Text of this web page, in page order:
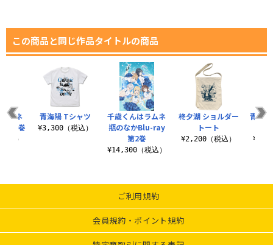
この商品と同じ作品タイトルの商品
千歳くんはラムネ
瓶のなかBlu-ray
第2巻
¥14,300（税込）
柊夕湖 ショルダー
トート
¥2,200（税込）
青海
ムネ
第2巻
込）
青海陽 Tシャツ
¥3,300（税込）
ご利用規約
会員規約・ポイント規約